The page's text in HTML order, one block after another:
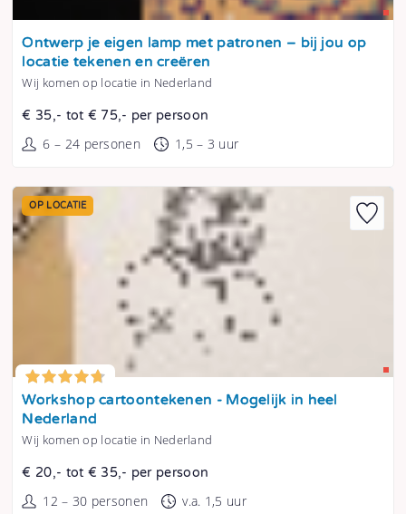
Tonen
Ontwerp je eigen lamp met patronen – bij jou op
locatie tekenen en creëren
Wij komen op locatie in Nederland
€ 35,- tot € 75,- per persoon
6 – 24 personen 1,5 – 3 uur
Tonen
OP LOCATIE
Workshop cartoontekenen - Mogelijk in heel
Nederland
Wij komen op locatie in Nederland
€ 20,- tot € 35,- per persoon
12 – 30 personen v.a. 1,5 uur